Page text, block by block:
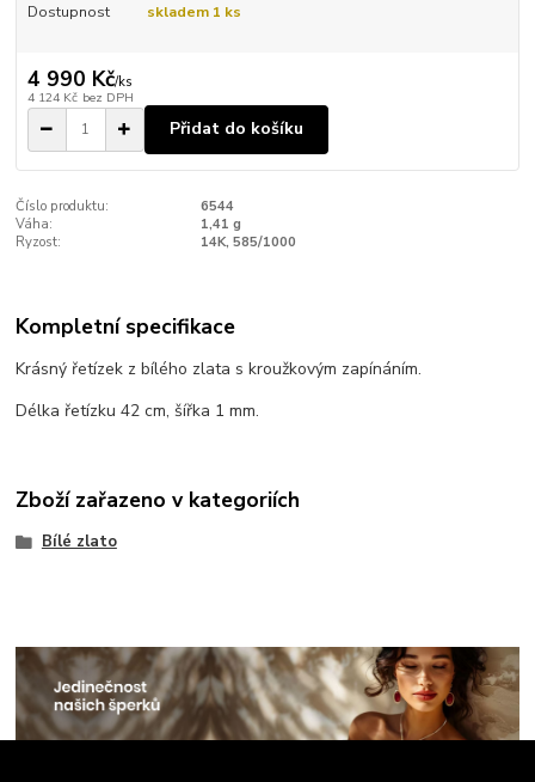
Dostupnost skladem 1 ks
4 990 Kč/ks
4 124 Kč bez DPH
Přidat do košíku
Číslo produktu:
6544
Váha:
1,41 g
Ryzost:
14K, 585/1000
Kompletní specifikace
Krásný řetízek z bílého zlata s kroužkovým zapínáním.
Délka řetízku 42 cm, šířka 1 mm.
Zboží zařazeno v kategoriích
Bílé zlato